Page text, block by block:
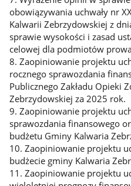
obowiązywania uchwały nr
Kalwarii Zebrzydowskiej z
sprawie wysokości i zasad
celowej dla podmiotów
8. Zaopiniowanie projektu
rocznego sprawozdania
Publicznego Zakładu Opieki
Zebrzydowskiej za 2025 rok.
9. Zaopiniowanie projektu
sprawozdania finansowego
budżetu Gminy Kalwaria
10. Zaopiniowanie projektu
budżecie gminy Kalwaria
11. Zaopiniowanie projektu